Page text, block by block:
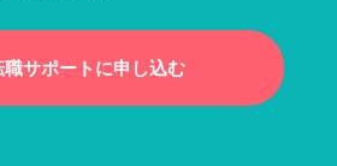
サポートに申し込む